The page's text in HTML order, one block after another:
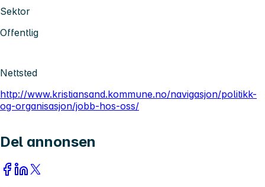
Sektor
Offentlig
Nettsted
http://www.kristiansand.kommune.no/navigasjon/politikk-
og-organisasjon/jobb-hos-oss/
Del annonsen